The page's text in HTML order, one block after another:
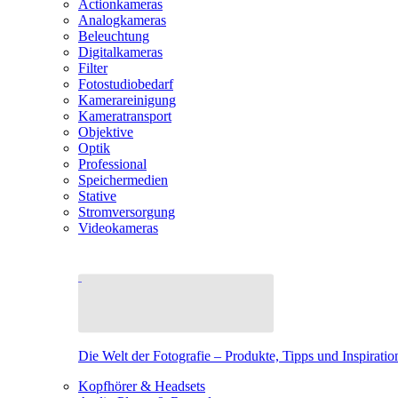
Actionkameras
Analogkameras
Beleuchtung
Digitalkameras
Filter
Fotostudiobedarf
Kamerareinigung
Kameratransport
Objektive
Optik
Professional
Speichermedien
Stative
Stromversorgung
Videokameras
Die Welt der Fotografie – Produkte, Tipps und
Kopfhörer & Headsets